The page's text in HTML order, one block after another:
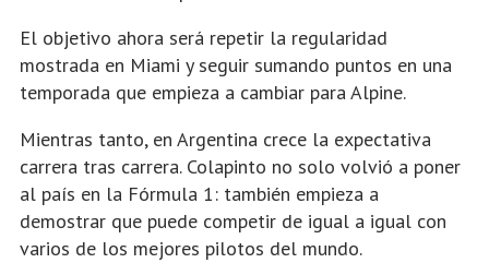
El objetivo ahora será repetir la regularidad
mostrada en Miami y seguir sumando puntos en una
temporada que empieza a cambiar para Alpine.
Mientras tanto, en Argentina crece la expectativa
carrera tras carrera. Colapinto no solo volvió a poner
al país en la Fórmula 1: también empieza a
demostrar que puede competir de igual a igual con
varios de los mejores pilotos del mundo.